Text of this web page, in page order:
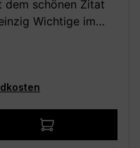
Wichtige im
Wanddekoration.
(matt). Poster
(DIN A4) - 29,7 x